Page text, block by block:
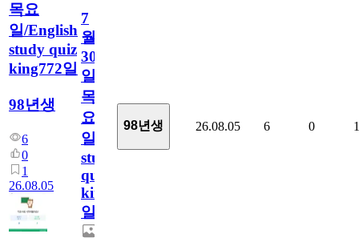
목요
일/English
study quiz
king772일
98년생
6
0
1
26.08.05
7
월
30
일
목
요
일/English
study
quiz
king772
일
98년생 26.08.05 6 0 1